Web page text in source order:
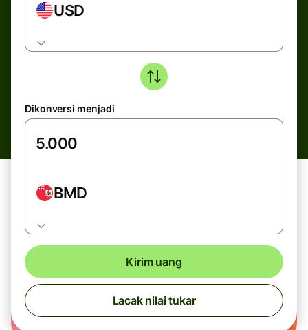
USD
Dikonversi menjadi
BMD
Kirim uang
Lacak nilai tukar